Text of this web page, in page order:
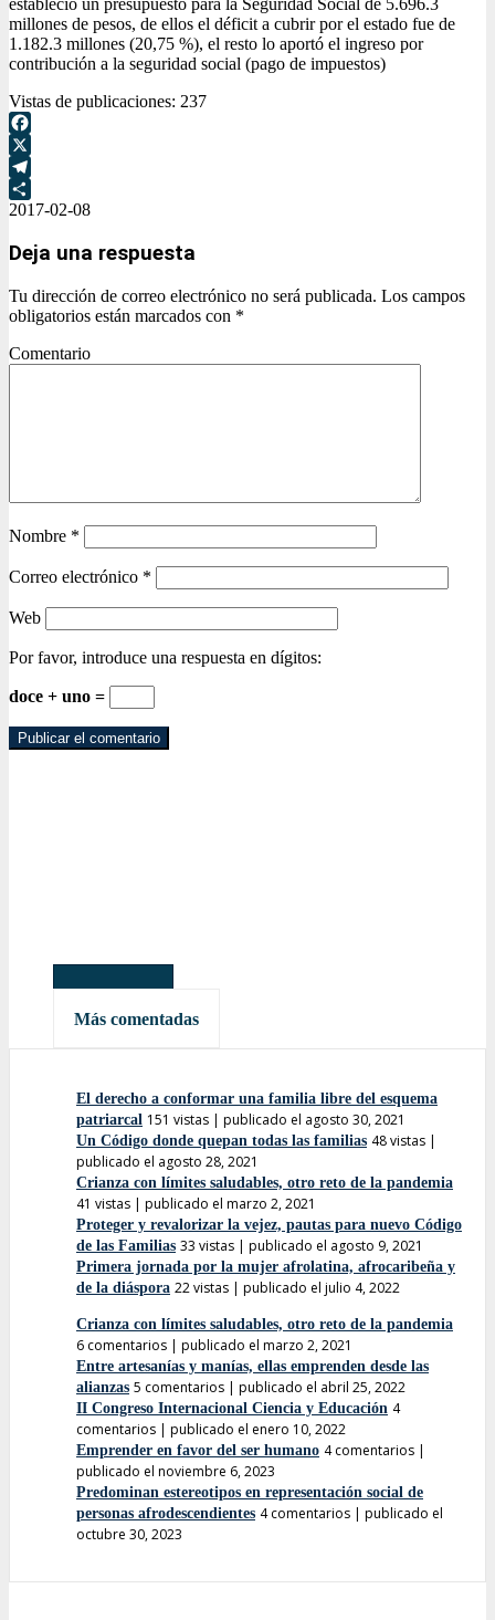
estableció un presupuesto para la Seguridad Social de 5.696.3
millones de pesos, de ellos el déficit a cubrir por el estado fue de
1.182.3 millones (20,75 %), el resto lo aportó el ingreso por
contribución a la seguridad social (pago de impuestos)
Vistas de publicaciones: 237
Facebook
X
Telegram
Compartir
2017-02-08
Deja una respuesta
Tu dirección de correo electrónico no será publicada. Los campos
obligatorios están marcados con *
Comentario
Nombre *
Correo electrónico *
Web
Por favor, introduce una respuesta en dígitos:
doce + uno =
Más leídas
Más comentadas
El derecho a conformar una familia libre del esquema
patriarcal 151 vistas | publicado el agosto 30, 2021
Un Código donde quepan todas las familias 48 vistas |
publicado el agosto 28, 2021
Crianza con límites saludables, otro reto de la pandemia
41 vistas | publicado el marzo 2, 2021
Proteger y revalorizar la vejez, pautas para nuevo Código
de las Familias 33 vistas | publicado el agosto 9, 2021
Primera jornada por la mujer afrolatina, afrocaribeña y
de la diáspora 22 vistas | publicado el julio 4, 2022
Crianza con límites saludables, otro reto de la pandemia
6 comentarios | publicado el marzo 2, 2021
Entre artesanías y manías, ellas emprenden desde las
alianzas 5 comentarios | publicado el abril 25, 2022
II Congreso Internacional Ciencia y Educación 4
comentarios | publicado el enero 10, 2022
Emprender en favor del ser humano 4 comentarios |
publicado el noviembre 6, 2023
Predominan estereotipos en representación social de
personas afrodescendientes 4 comentarios | publicado el
octubre 30, 2023